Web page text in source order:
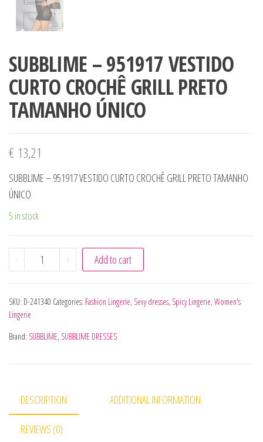
SUBBLIME – 951917 VESTIDO
CURTO CROCHÊ GRILL PRETO
TAMANHO ÚNICO
€ 13,21
SUBBLIME – 951917 VESTIDO CURTO CROCHÊ GRILL PRETO TAMANHO
ÚNICO
5 in stock
- SUBBLIME - 951917 VESTIDO CURTO CROCHÊ GRILL
+ Add to cart
SKU: D-241340 Categories: Fashion Lingerie, Sexy dresses, Spicy Lingerie, Women's
Lingerie
Brand: SUBBLIME, SUBBLIME DRESSES
DESCRIPTION ADDITIONAL INFORMATION
REVIEWS (0)